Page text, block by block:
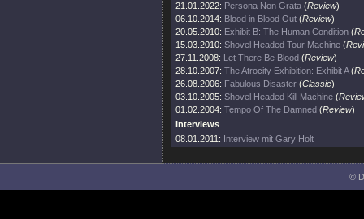
21.01.2022: Persona Non Grata (Review)
06.10.2014: Blood in Blood Out (Review)
20.05.2010: Exhibit B: The Human Condition (
15.03.2010: Shovel Headed Tour Machine (
27.11.2008: Let There Be Blood (Review)
28.10.2007: The Atrocity Exhibition: Exhibit A(
26.08.2006: Fabulous Disaster (Classic)
03.10.2005: Shovel Headed Kill Machine (
01.02.2004: Tempo Of The Damned (Review)
Interviews
08.01.2011: Interview mit Gary Holt
©